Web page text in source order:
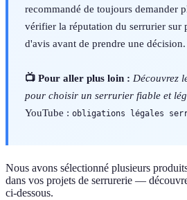
recommandé de toujours demander
vérifier la réputation du serrurier sur
d'avis avant de prendre une décision.
📺 Pour aller plus loin : Découvrez
pour choisir un serrurier fiable et
YouTube : obligations légales
Nous avons sélectionné plusieurs
dans vos projets de serrurerie —
ci-dessous.